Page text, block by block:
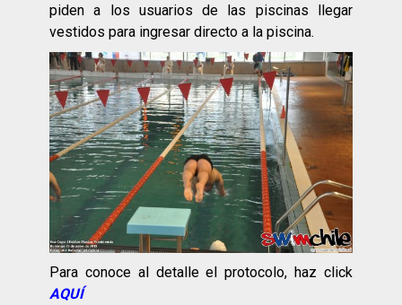
piden a los usuarios de las piscinas llegar
vestidos para ingresar directo a la piscina.
Para conoce al detalle el protocolo, haz click
AQUÍ